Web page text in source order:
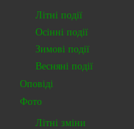
Літні події
Осінні події
Зимові події
Весняні події
Оповіді
Фото
Літні зміни